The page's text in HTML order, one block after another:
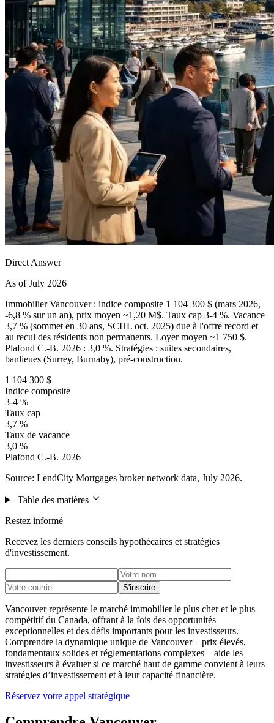
Direct Answer
As of July 2026
Immobilier Vancouver : indice composite 1 104 300 $ (mars 2026,
-6,8 % sur un an), prix moyen ~1,20 M$. Taux cap 3-4 %. Vacance
3,7 % (sommet en 30 ans, SCHL oct. 2025) due à l'offre record et
au recul des résidents non permanents. Loyer moyen ~1 750 $.
Plafond C.-B. 2026 : 3,0 %. Stratégies : suites secondaires,
banlieues (Surrey, Burnaby), pré-construction.
1 104 300 $
Indice composite
3-4 %
Taux cap
3,7 %
Taux de vacance
3,0 %
Plafond C.-B. 2026
Source: LendCity Mortgages broker network data, July 2026.
Table des matières
Restez informé
Recevez les derniers conseils hypothécaires et stratégies
d'investissement.
S'inscrire
Vancouver représente le marché immobilier le plus cher et le plus
compétitif du Canada, offrant à la fois des opportunités
exceptionnelles et des défis importants pour les investisseurs.
Comprendre la dynamique unique de Vancouver – prix élevés,
fondamentaux solides et réglementations complexes – aide les
investisseurs à évaluer si ce marché haut de gamme convient à leurs
stratégies d’investissement et à leur capacité financière.
Réservez votre appel stratégique